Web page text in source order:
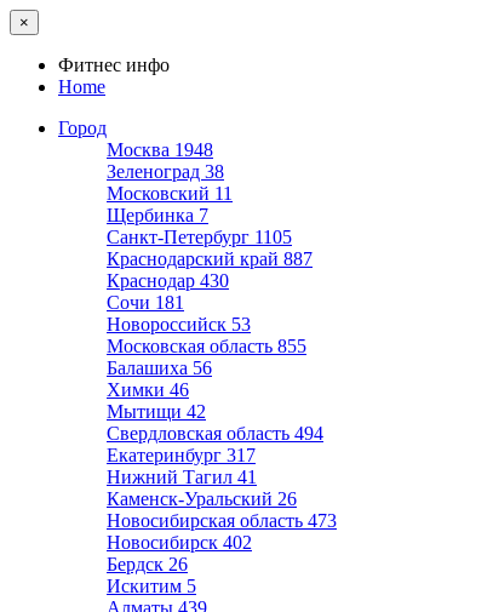
×
Фитнес инфо
Home
Город
Москва 1948
Зеленоград 38
Московский 11
Щербинка 7
Санкт-Петербург 1105
Краснодарский край 887
Краснодар 430
Сочи 181
Новороссийск 53
Московская область 855
Балашиха 56
Химки 46
Мытищи 42
Свердловская область 494
Екатеринбург 317
Нижний Тагил 41
Каменск-Уральский 26
Новосибирская область 473
Новосибирск 402
Бердск 26
Искитим 5
Алматы 439